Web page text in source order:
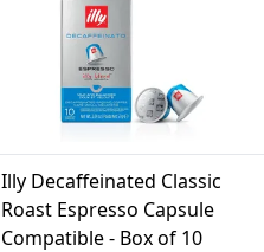
Illy Decaffeinated Classic
Roast Espresso Capsule
Compatible - Box of 10